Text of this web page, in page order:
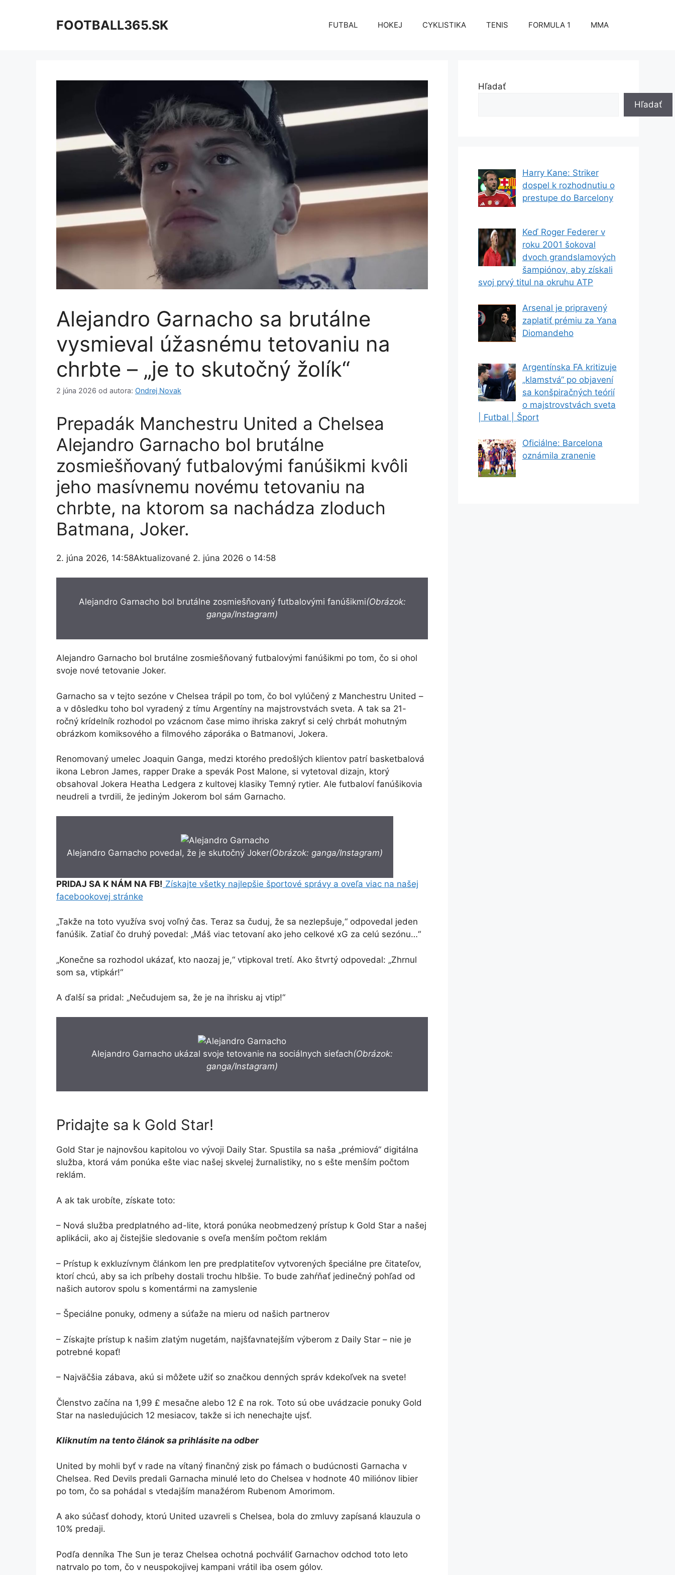
FOOTBALL365.SK FUTBAL HOKEJ CYKLISTIKA TENIS FORMULA 1 MMA
Alejandro Garnacho sa brutálne
vysmieval úžasnému tetovaniu na
chrbte – „je to skutočný žolík“
2 júna 2026 od autora: Ondrej Novak
Prepadák Manchestru United a Chelsea
Alejandro Garnacho bol brutálne
zosmiešňovaný futbalovými fanúšikmi kvôli
jeho masívnemu novému tetovaniu na
chrbte, na ktorom sa nachádza zloduch
Batmana, Joker.
2. júna 2026, 14:58Aktualizované 2. júna 2026 o 14:58
Alejandro Garnacho bol brutálne zosmiešňovaný futbalovými fanúšikmi(Obrázok:
ganga/Instagram)
Alejandro Garnacho bol brutálne zosmiešňovaný futbalovými fanúšikmi po tom, čo si ohol
svoje nové tetovanie Joker.
Garnacho sa v tejto sezóne v Chelsea trápil po tom, čo bol vylúčený z Manchestru United –
a v dôsledku toho bol vyradený z tímu Argentíny na majstrovstvách sveta. A tak sa 21-
ročný krídelník rozhodol po vzácnom čase mimo ihriska zakryť si celý chrbát mohutným
obrázkom komiksového a filmového záporáka o Batmanovi, Jokera.
Renomovaný umelec Joaquin Ganga, medzi ktorého predošlých klientov patrí basketbalová
ikona Lebron James, rapper Drake a spevák Post Malone, si vytetoval dizajn, ktorý
obsahoval Jokera Heatha Ledgera z kultovej klasiky Temný rytier. Ale futbaloví fanúšikovia
neudreli a tvrdili, že jediným Jokerom bol sám Garnacho.
Alejandro Garnacho povedal, že je skutočný Joker(Obrázok: ganga/Instagram)
PRIDAJ SA K NÁM NA FB! Získajte všetky najlepšie športové správy a oveľa viac na našej
facebookovej stránke
„Takže na toto využíva svoj voľný čas. Teraz sa čuduj, že sa nezlepšuje,“ odpovedal jeden
fanúšik. Zatiaľ čo druhý povedal: „Máš viac tetovaní ako jeho celkové xG za celú sezónu…“
„Konečne sa rozhodol ukázať, kto naozaj je,“ vtipkoval tretí. Ako štvrtý odpovedal: „Zhrnul
som sa, vtipkár!“
A ďalší sa pridal: „Nečudujem sa, že je na ihrisku aj vtip!“
Alejandro Garnacho ukázal svoje tetovanie na sociálnych sieťach(Obrázok:
ganga/Instagram)
Pridajte sa k Gold Star!
Gold Star je najnovšou kapitolou vo vývoji Daily Star. Spustila sa naša „prémiová“ digitálna
služba, ktorá vám ponúka ešte viac našej skvelej žurnalistiky, no s ešte menším počtom
reklám.
A ak tak urobíte, získate toto:
– Nová služba predplatného ad-lite, ktorá ponúka neobmedzený prístup k Gold Star a našej
aplikácii, ako aj čistejšie sledovanie s oveľa menším počtom reklám
– Prístup k exkluzívnym článkom len pre predplatiteľov vytvorených špeciálne pre čitateľov,
ktorí chcú, aby sa ich príbehy dostali trochu hlbšie. To bude zahŕňať jedinečný pohľad od
našich autorov spolu s komentármi na zamyslenie
– Špeciálne ponuky, odmeny a súťaže na mieru od našich partnerov
– Získajte prístup k našim zlatým nugetám, najšťavnatejším výberom z Daily Star – nie je
potrebné kopať!
– Najväčšia zábava, akú si môžete užiť so značkou denných správ kdekoľvek na svete!
Členstvo začína na 1,99 £ mesačne alebo 12 £ na rok. Toto sú obe uvádzacie ponuky Gold
Star na nasledujúcich 12 mesiacov, takže si ich nenechajte ujsť.
Kliknutím na tento článok sa prihlásite na odber
United by mohli byť v rade na vítaný finančný zisk po fámach o budúcnosti Garnacha v
Chelsea. Red Devils predali Garnacha minulé leto do Chelsea v hodnote 40 miliónov libier
po tom, čo sa pohádal s vtedajším manažérom Rubenom Amorimom.
A ako súčasť dohody, ktorú United uzavreli s Chelsea, bola do zmluvy zapísaná klauzula o
10% predaji.
Podľa denníka The Sun je teraz Chelsea ochotná pochváliť Garnachov odchod toto leto
natrvalo po tom, čo v neuspokojivej kampani vrátil iba osem gólov.
Hľadať
Hľadať
Harry Kane: Striker
dospel k rozhodnutiu o
prestupe do Barcelony
Keď Roger Federer v
roku 2001 šokoval
dvoch grandslamových
šampiónov, aby získali
svoj prvý titul na okruhu ATP
Arsenal je pripravený
zaplatiť prémiu za Yana
Diomandeho
Argentínska FA kritizuje
„klamstvá“ po objavení
sa konšpiračných teórií
o majstrovstvách sveta
| Futbal | Šport
Oficiálne: Barcelona
oznámila zranenie